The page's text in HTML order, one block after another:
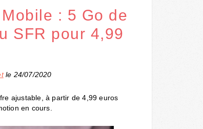
: 5 Go de
SFR pour 4,99
le 24/07/2020
ajustable, à partir de 4,99 euros
en cours.